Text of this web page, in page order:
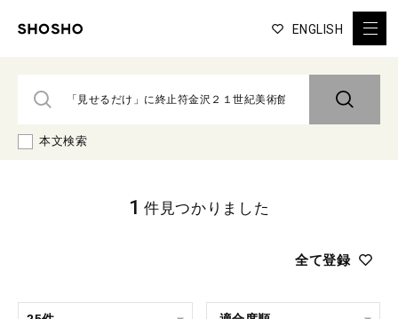
ENGLISH
本文検索
全て登録
1 件見つかりました